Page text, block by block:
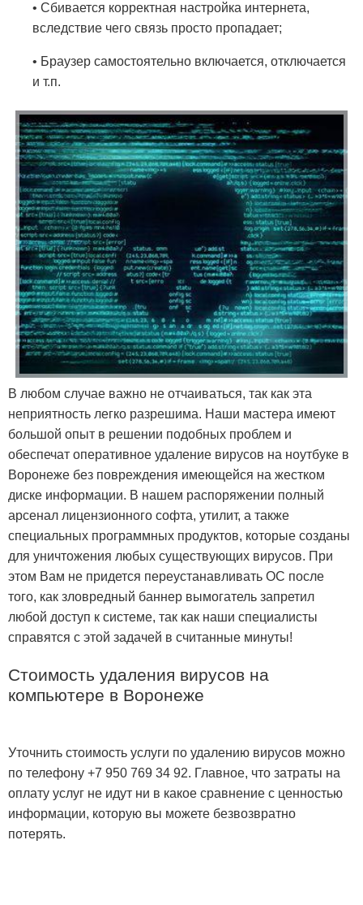
• Сбивается корректная настройка интернета,
вследствие чего связь просто пропадает;
• Браузер самостоятельно включается, отключается
и т.п.
В любом случае важно не отчаиваться, так как эта
неприятность легко разрешима. Наши мастера имеют
большой опыт в решении подобных проблем и
обеспечат оперативное удаление вирусов на ноутбуке в
Воронеже без повреждения имеющейся на жестком
диске информации. В нашем распоряжении полный
арсенал лицензионного софта, утилит, а также
специальных программных продуктов, которые созданы
для уничтожения любых существующих вирусов. При
этом Вам не придется переустанавливать ОС после
того, как зловредный баннер вымогатель запретил
любой доступ к системе, так как наши специалисты
справятся с этой задачей в считанные минуты!
Стоимость удаления вирусов на
компьютере в Воронеже
Уточнить стоимость услуги по удалению вирусов можно
по телефону +7 950 769 34 92. Главное, что затраты на
оплату услуг не идут ни в какое сравнение с ценностью
информации, которую вы можете безвозвратно
потерять.